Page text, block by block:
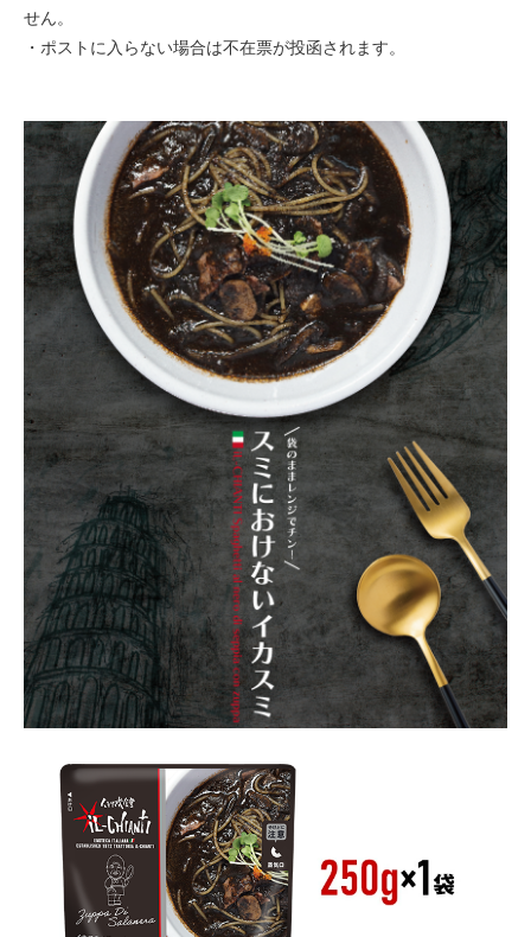
せん。
・ポストに入らない場合は不在票が投函されます。